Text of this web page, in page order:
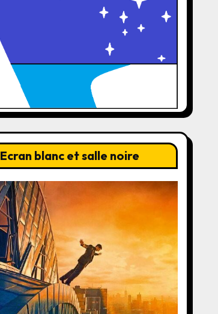
Ecran blanc et salle noire